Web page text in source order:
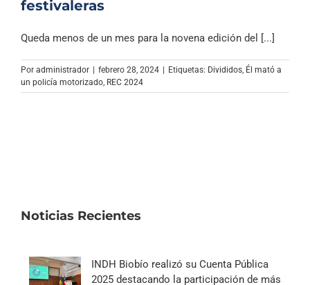
festivaleras
Queda menos de un mes para la novena edición del [...]
Por administrador | febrero 28, 2024 | Etiquetas: Divididos Él mató a
un policía motorizado REC 2024
Noticias Recientes
INDH Biobío realizó su Cuenta Pública
2025 destacando la participación de más